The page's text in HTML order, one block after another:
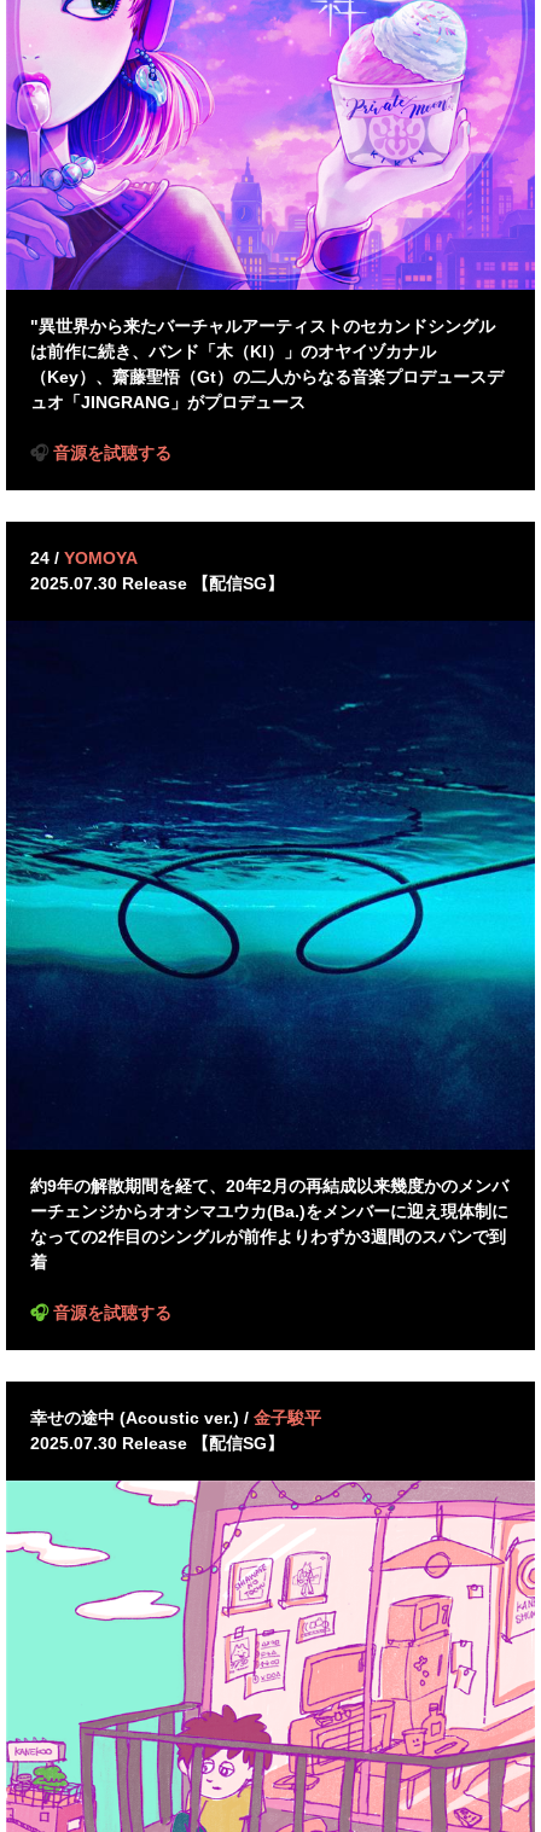
"異世界から来たバーチャルアーティストのセカンドシングル
は前作に続き、バンド「木（KI）」のオヤイヅカナル
（Key）、齋藤聖悟（Gt）の二人からなる音楽プロデュースデ
ュオ「JINGRANG」がプロデュース
🎧 音源を試聴する
24 / YOMOYA
2025.07.30 Release 【配信SG】
約9年の解散期間を経て、20年2月の再結成以来幾度かのメンバ
ーチェンジからオオシマユウカ(Ba.)をメンバーに迎え現体制に
なっての2作目のシングルが前作よりわずか3週間のスパンで到
着
🎧音源を試聴する
幸せの途中 (Acoustic ver.) / 金子駿平
2025.07.30 Release 【配信SG】